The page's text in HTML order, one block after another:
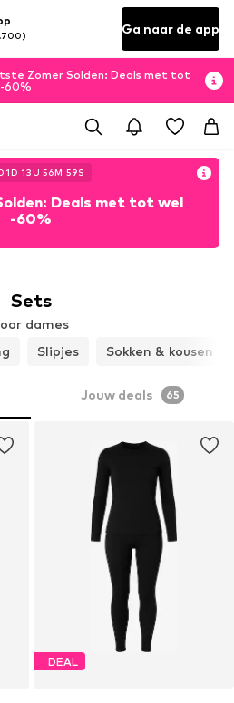
Ga naar de app
Zomer Solden: Deals met tot
60%
D 13U 56M 57S
Deals met tot wel
-60%
Sets
dames
Slipjes Sokken & kousen
Jouw deals 65
DEAL